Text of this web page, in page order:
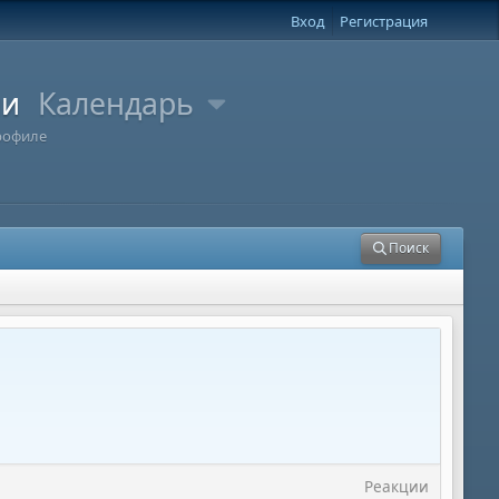
Вход Регистрация
Календарь
Поиск
Реакции